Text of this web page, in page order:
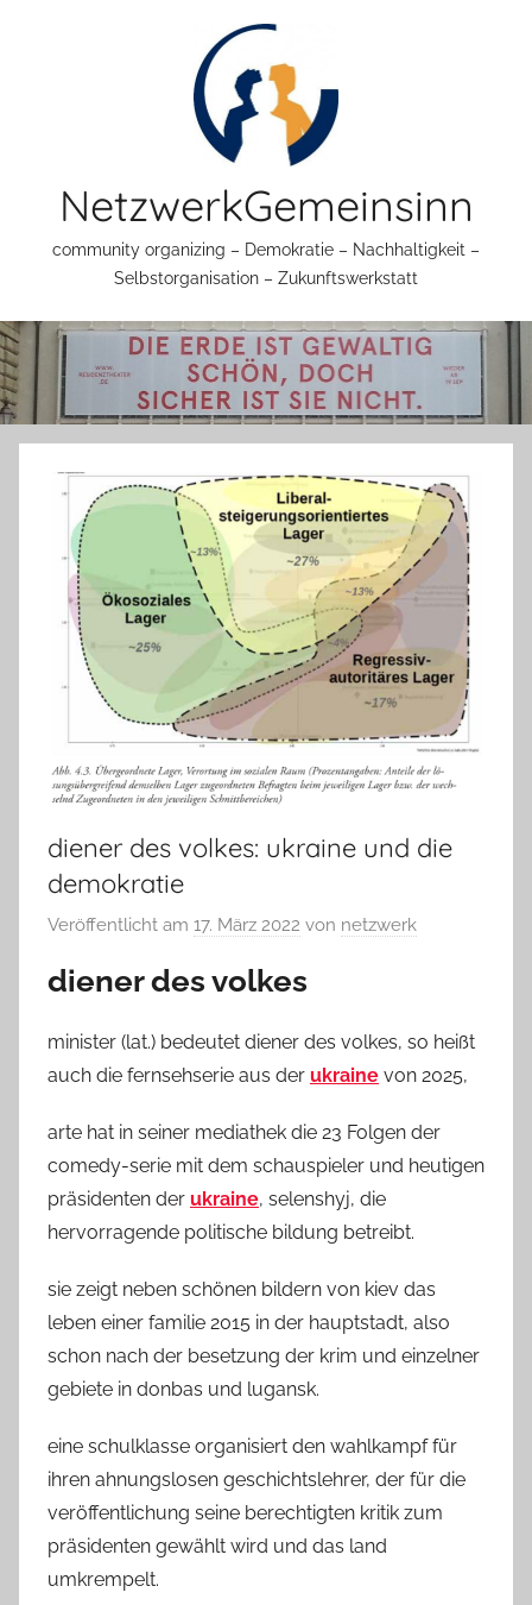
NetzwerkGemeinsinn
community organizing – Demokratie – Nachhaltigkeit –
Selbstorganisation – Zukunftswerkstatt
diener des volkes: ukraine und die
demokratie
Veröffentlicht am 17. März 2022 von netzwerk
diener des volkes
minister (lat.) bedeutet diener des volkes, so heißt
auch die fernsehserie aus der ukraine von 2025,
arte hat in seiner mediathek die 23 Folgen der
comedy-serie mit dem schauspieler und heutigen
präsidenten der ukraine, selenshyj, die
hervorragende politische bildung betreibt.
sie zeigt neben schönen bildern von kiev das
leben einer familie 2015 in der hauptstadt, also
schon nach der besetzung der krim und einzelner
gebiete in donbas und lugansk.
eine schulklasse organisiert den wahlkampf für
ihren ahnungslosen geschichtslehrer, der für die
veröffentlichung seine berechtigten kritik zum
präsidenten gewählt wird und das land
umkrempelt.